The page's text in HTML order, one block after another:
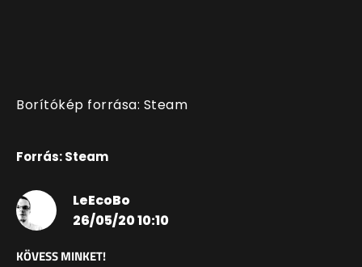
Borítókép forrása: Steam
Forrás: Steam
LeEcoBo
26/05/20 10:10
KÖVESS MINKET!